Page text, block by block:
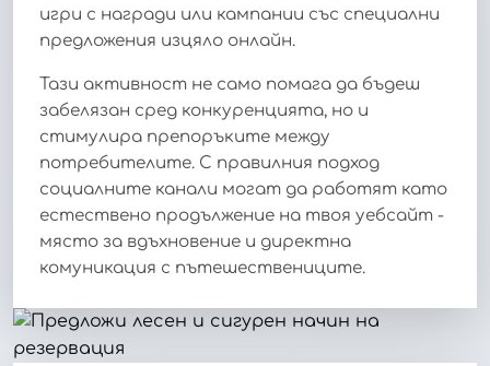
игри с награди или кампании със специални
предложения изцяло онлайн.
Тази активност не само помага да бъдеш
забелязан сред конкуренцията, но и
стимулира препоръките между
потребителите. С правилния подход
социалните канали могат да работят като
естествено продължение на твоя уебсайт -
място за вдъхновение и директна
комуникация с пътешествениците.